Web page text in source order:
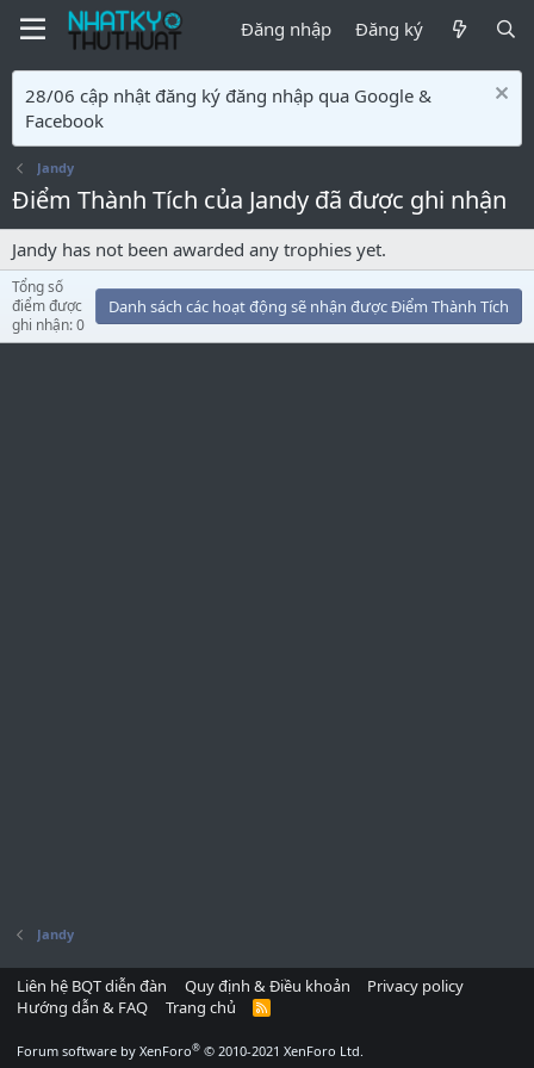
Đăng nhập Đăng ký
28/06 cập nhật đăng ký đăng nhập qua Google &
Facebook
Jandy
Điểm Thành Tích của Jandy đã được ghi nhận
Jandy has not been awarded any trophies yet.
Tổng số
điểm được
ghi nhận: 0
Danh sách các hoạt động sẽ nhận được Điểm Thành Tích
Jandy
Liên hệ BQT diễn đàn Quy định & Điều khoản
Privacy policy
Hướng dẫn & FAQ
Trang chủ
R
Forum software by XenForo® © 2010-2021 XenForo Ltd.